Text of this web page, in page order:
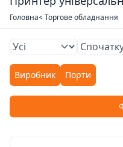
Головна< Торгове обладнання
Виробник Порти